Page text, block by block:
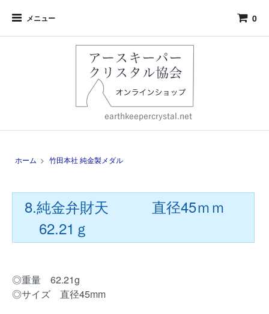
メニュー 0
ホーム > 竹田本社 純金製メダル
8.純金弁財天 直径45ｍｍ
62.21ｇ
◎重量 62.21g
◎サイズ 直径45mm